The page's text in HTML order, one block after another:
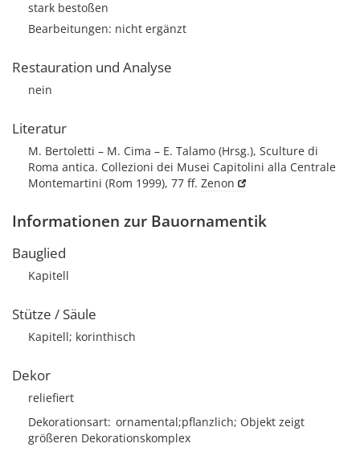
stark bestoßen
Bearbeitungen: nicht ergänzt
Restauration und Analyse
nein
Literatur
M. Bertoletti – M. Cima – E. Talamo (Hrsg.), Sculture di
Roma antica. Collezioni dei Musei Capitolini alla Centrale
Montemartini (Rom 1999), 77 ff. Zenon
Informationen zur Bauornamentik
Bauglied
Kapitell
Stütze / Säule
Kapitell; korinthisch
Dekor
reliefiert
Dekorationsart ornamental;pflanzlich; Objekt zeigt
größeren Dekorationskomplex